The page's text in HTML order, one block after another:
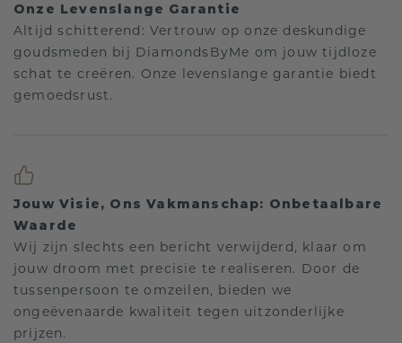
Onze Levenslange Garantie
Altijd schitterend: Vertrouw op onze deskundige
goudsmeden bij DiamondsByMe om jouw tijdloze
schat te creëren. Onze levenslange garantie biedt
gemoedsrust.
Jouw Visie, Ons Vakmanschap: Onbetaalbare
Waarde
Wij zijn slechts een bericht verwijderd, klaar om
jouw droom met precisie te realiseren. Door de
tussenpersoon te omzeilen, bieden we
ongeëvenaarde kwaliteit tegen uitzonderlijke
prijzen.